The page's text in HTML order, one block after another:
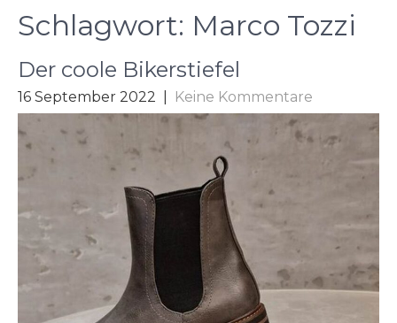
Schlagwort: Marco Tozzi
Der coole Bikerstiefel
16 September 2022 Keine Kommentare